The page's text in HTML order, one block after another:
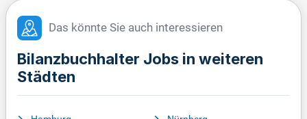
Das könnte Sie auch interessieren
Bilanzbuchhalter Jobs in weiteren
Städten